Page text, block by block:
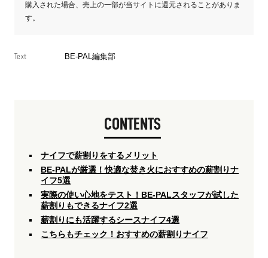
購入された場合、売上の一部が当サイトに還元されることがありま
す。
Text BE-PAL編集部
CONTENTS
ナイフで薪割りをするメリット
BE-PALが厳選！快適な焚き火におすすめの薪割りナ
イフ5選
実際の使い心地をテスト！BE-PALスタッフが試した
薪割りもできるナイフ2選
薪割りにも活躍するシースナイフ4選
こちらもチェック！おすすめの薪割りナイフ